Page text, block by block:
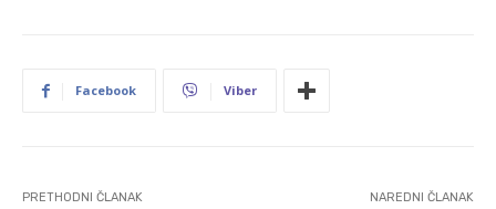
Facebook Viber
PRETHODNI ČLANAK NAREDNI ČLANAK